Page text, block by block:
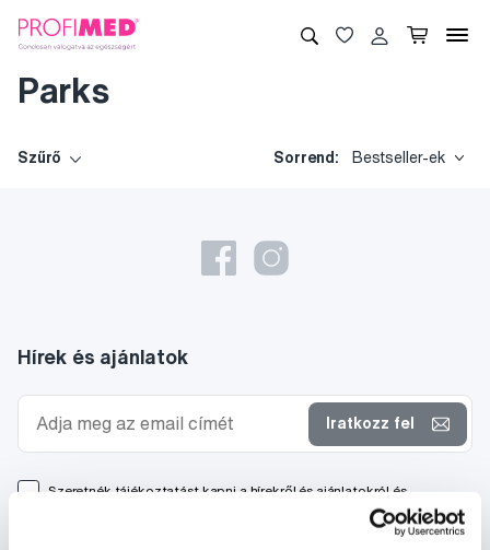
Parks
Szűrő Sorrend: Bestseller-ek
Hírek és ajánlatok
Iratkozz fel
Szeretnék tájékoztatást kapni a hírekről és ajánlatokról és